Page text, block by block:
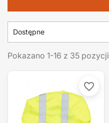
Dostępne
Pokazano 1-16 z 35 pozycji
favorite_border